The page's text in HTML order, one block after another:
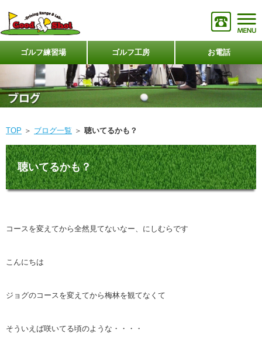
ゴルフ練習場 ゴルフ工房 お電話
TOP ＞ ブログ一覧 ＞ 聴いてるかも？
聴いてるかも？
コースを変えてから全然見てないなー、にしむらです
こんにちは
ジョグのコースを変えてから梅林を観てなくて
そういえば咲いてる頃のような・・・・